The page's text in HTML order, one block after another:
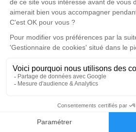
Faire-part
Un service de plantation d’arbre
disponible ici.
Cérémonie
73440 Saint Martin de